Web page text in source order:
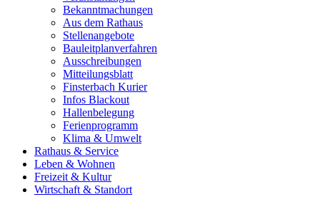
Bekanntmachungen
Aus dem Rathaus
Stellenangebote
Bauleitplanverfahren
Ausschreibungen
Mitteilungsblatt
Finsterbach Kurier
Infos Blackout
Hallenbelegung
Ferienprogramm
Klima & Umwelt
Rathaus & Service
Leben & Wohnen
Freizeit & Kultur
Wirtschaft & Standort